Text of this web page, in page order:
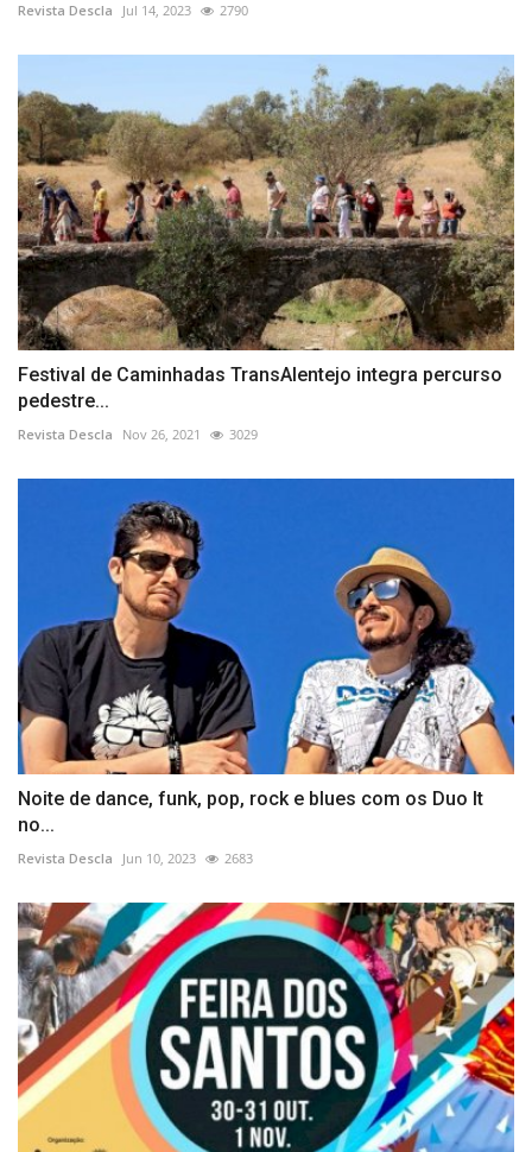
Revista Descla Jul 14, 2023 2790
Festival de Caminhadas TransAlentejo integra percurso
pedestre...
Revista Descla Nov 26, 2021 3029
Noite de dance, funk, pop, rock e blues com os Duo It
no...
Revista Descla Jun 10, 2023 2683